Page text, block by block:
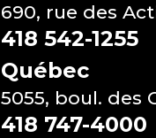
690, rue des
418 542-1255
Québec
5055, boul. des
418 747-4000